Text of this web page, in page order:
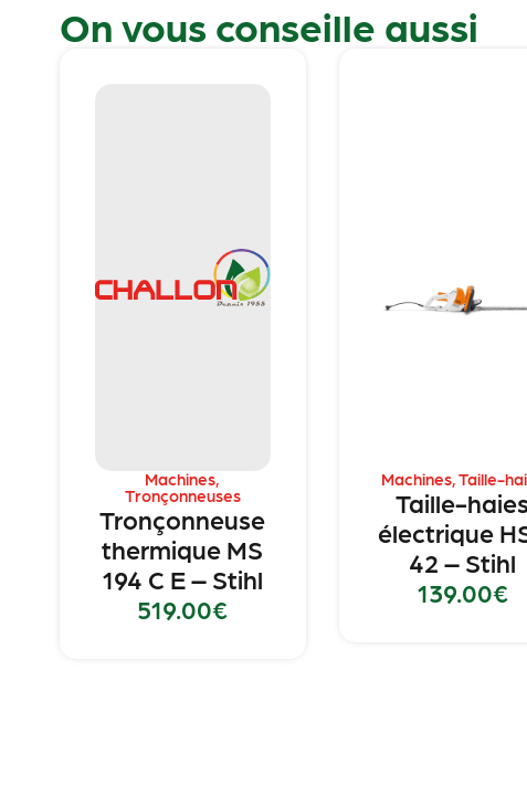
On vous conseille aussi
Machines,
Tronçonneuses
Tronçonneuse
thermique MS
194 C E – Stihl
519.00€
Machines,Taille-
Taille-haies
électrique
42 – Stihl
139.00€